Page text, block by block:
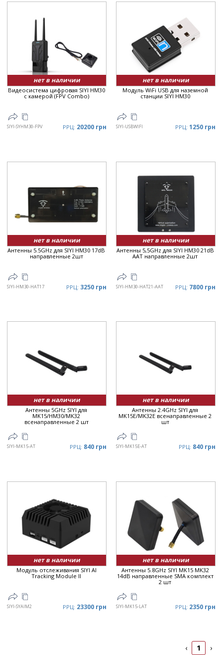
▼
Цена ▲
▼
нет в наличии
Видеосистема цифровая SIYI HM30
с камерой (FPV Combo)
SIYI-SYHM30-FPV РРЦ: 20200 грн
нет в наличии
Модуль WiFi USB для наземной
станции SIYI HM30
SIYI-USBWIFI РРЦ: 1250 грн
нет в наличии
Антенны 5.5GHz для SIYI HM30 17dB
направленные 2шт
SIYI-HM30-HAT17 РРЦ: 3250 грн
нет в наличии
Антенны 5,5GHz для SIYI HM30 21dB
AAT направленные 2шт
SIYI-HM30-HAT21-AAT РРЦ: 7800 грн
нет в наличии
Антенны 5GHz SIYI для
MK15/HM30/MK32
всенаправленные 2 шт
SIYI-MK15-AT РРЦ: 840 грн
нет в наличии
Антенны 2.4GHz SIYI для
MK15E/MK32E всенаправленные 2
шт
SIYI-MK15E-AT РРЦ: 840 грн
нет в наличии
Модуль отслеживания SIYI AI
Tracking Module II
SIYI-SYAIM2 РРЦ: 23300 грн
нет в наличии
Антенны 5.8GHz SIYI MK15 MK32
14dB направленные SMA комплект
2 шт
SIYI-MK15-LAT РРЦ: 2350 грн
‹ 1 ›